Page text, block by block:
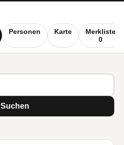
Personen Karte
Merkliste
0
Suchen